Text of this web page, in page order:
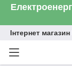
Інтернет